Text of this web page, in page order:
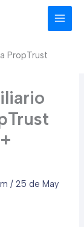
PropTrust
/ 25 de May